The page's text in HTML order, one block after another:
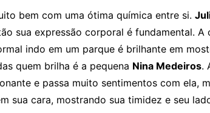
bem com uma ótima química entre si.
sua expressão corporal é fundamental. A
indo em um parque é brilhante em
quem brilha é a pequena Nina Medeiros.
e passa muito sentimentos com ela,
sua cara, mostrando sua timidez e seu